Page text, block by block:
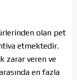
olan pet
etmektedir.
zarar veren ve
en fazla